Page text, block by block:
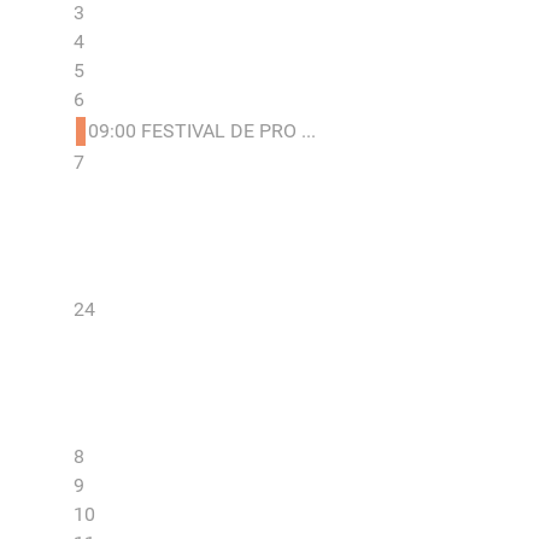
3
4
5
6
09:00 FESTIVAL DE PRO ...
7
24
8
9
10